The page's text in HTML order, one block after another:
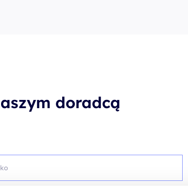
doradcą